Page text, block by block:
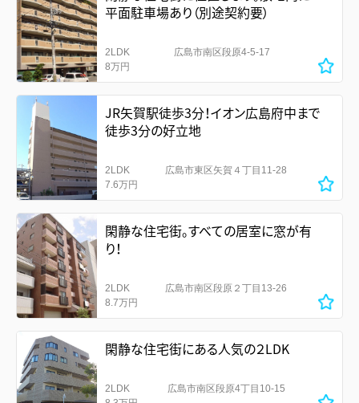
平面駐車場あり（別途契約要）
2LDK
8万円
広島市南区段原4-5-17
JR矢賀駅徒歩3分！イオン広島府中まで
徒歩3分の好立地
2LDK
7.6万円
広島市東区矢賀４丁目11-28
閑静な住宅街。すべての居室に窓が有
り！
2LDK
8.7万円
広島市南区段原２丁目13-26
閑静な住宅街にある人気の２LDK
2LDK
広島市南区段原4丁目10-15